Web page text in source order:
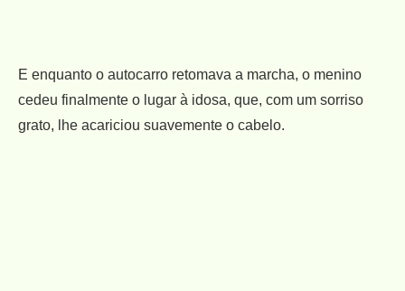
E enquanto o autocarro retomava a marcha, o menino
cedeu finalmente o lugar à idosa, que, com um sorriso
grato, lhe acariciou suavemente o cabelo.